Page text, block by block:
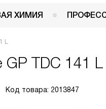
ХИМИЯ
L
GP TDC 141 L
Код товара: 2013847